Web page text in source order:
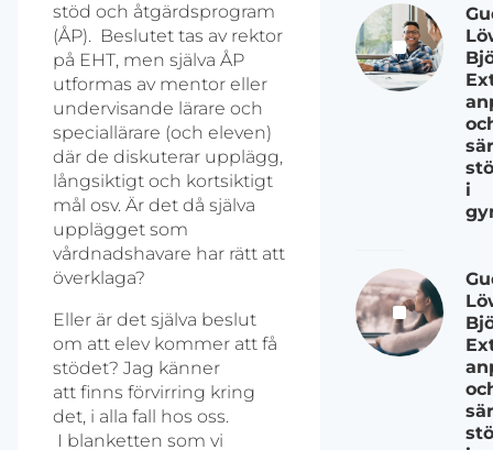
stöd och åtgärdsprogram
(ÅP). Beslutet tas av rektor
på EHT, men själva ÅP
utformas av mentor eller
undervisande lärare och
speciallärare (och eleven)
där de diskuterar upplägg,
långsiktigt och kortsiktigt
mål osv. Är det då själva
upplägget som
vårdnadshavare har rätt att
överklaga?
Eller är det själva beslut
om att elev kommer att få
stödet? Jag känner
att finns förvirring kring
det, i alla fall hos oss.
I blanketten som vi
i